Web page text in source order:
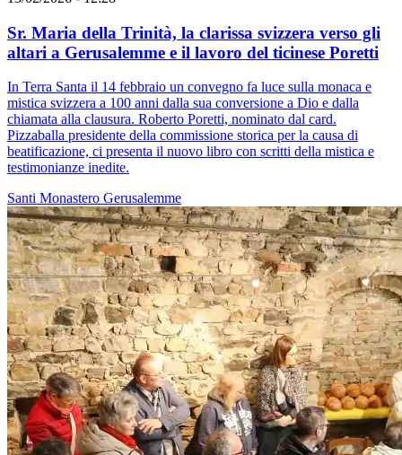
Sr. Maria della Trinità, la clarissa svizzera verso gli
altari a Gerusalemme e il lavoro del ticinese Poretti
In Terra Santa il 14 febbraio un convegno fa luce sulla monaca e
mistica svizzera a 100 anni dalla sua conversione a Dio e dalla
chiamata alla clausura. Roberto Poretti, nominato dal card.
Pizzaballa presidente della commissione storica per la causa di
beatificazione, ci presenta il nuovo libro con scritti della mistica e
testimonianze inedite.
Santi Monastero Gerusalemme